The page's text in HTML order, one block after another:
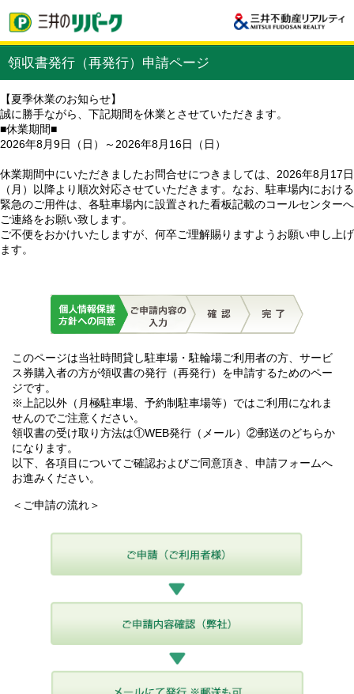
領収書発行（再発行）申請ページ
【夏季休業のお知らせ】
誠に勝手ながら、下記期間を休業とさせていただきます。
■休業期間■
2026年8月9日（日）～2026年8月16日（日）
休業期間中にいただきましたお問合せにつきましては、2026年8月17日
（月）以降より順次対応させていただきます。なお、駐車場内における
緊急のご用件は、各駐車場内に設置された看板記載のコールセンターへ
ご連絡をお願い致します。
ご不便をおかけいたしますが、何卒ご理解賜りますようお願い申し上げ
ます。
このページは当社時間貸し駐車場・駐輪場ご利用者の方、サービ
ス券購入者の方が領収書の発行（再発行）を申請するためのペー
ジです。
※上記以外（月極駐車場、予約制駐車場等）ではご利用になれま
せんのでご注意ください。
領収書の受け取り方法は①WEB発行（メール）②郵送のどちらか
になります。
以下、各項目についてご確認およびご同意頂き、申請フォームへ
お進みください。
＜ご申請の流れ＞